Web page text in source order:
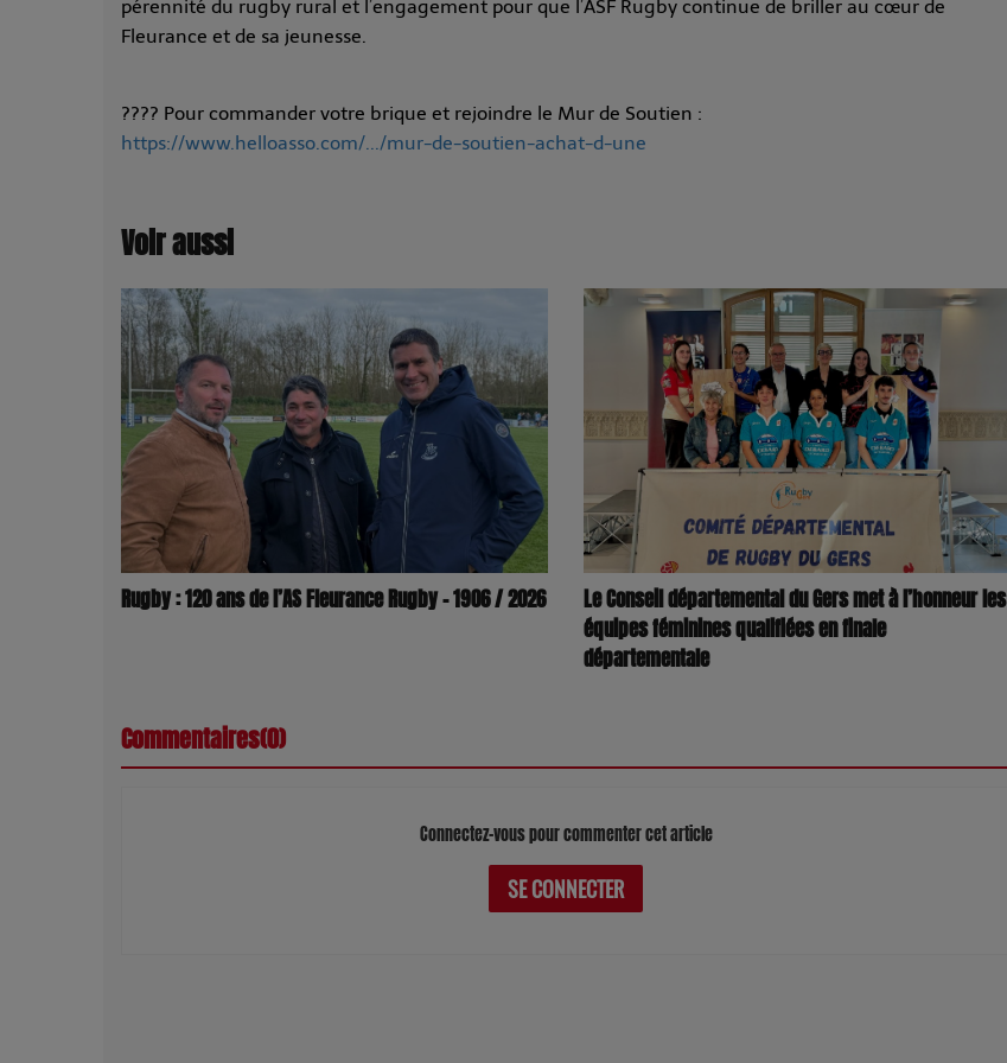
pérennité du rugby rural et l’engagement pour que l’ASF Rugby continue de briller au cœur de
Fleurance et de sa jeunesse.
???? Pour commander votre brique et rejoindre le Mur de Soutien :
https://www.helloasso.com/.../mur-de-soutien-achat-d-une
Voir aussi
Rugby : 120 ans de l’AS Fleurance Rugby – 1906 / 2026
Le Conseil départemental du Gers met à l’honneur les
équipes féminines qualifiées en finale
départementale
Commentaires(0)
Connectez-vous pour commenter cet article
SE CONNECTER